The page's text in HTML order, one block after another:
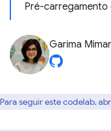
Pré-
Garima
Para seguir este codelab,